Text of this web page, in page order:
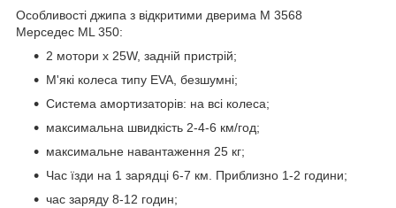
Особливості джипа з відкритими дверима M 3568
Мерседес ML 350:
2 мотори x 25W, задній пристрій;
М'які колеса типу EVA, безшумні;
Система амортизаторів: на всі колеса;
максимальна швидкість 2-4-6 км/год;
максимальне навантаження 25 кг;
Час їзди на 1 зарядці 6-7 км. Приблизно 1-2 години;
час заряду 8-12 годин;